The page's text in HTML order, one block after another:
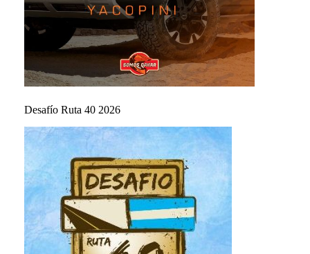
Desafío Ruta 40 2026